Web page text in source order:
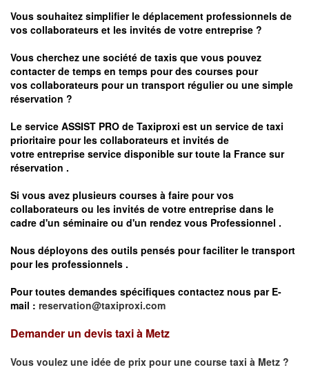
Vous souhaitez simplifier le déplacement professionnels de
vos collaborateurs et les invités de votre entreprise ?
Vous cherchez une société de taxis que vous pouvez
contacter de temps en temps pour des courses pour
vos collaborateurs pour un transport régulierou une simple
réservation ?
Le service ASSIST PRO de Taxiproxi est un service de taxi
prioritaire pour les collaborateurs et invités de
votre entreprise service disponible sur toute la France sur
réservation .
Si vous avez plusieurs courses à faire pour vos
collaborateurs ou les invités de votre entreprise dans le
cadre d'un séminaire ou d'un rendez vous Professionnel .
Nous déployons des outils pensés pour faciliter le transport
pour les professionnels .
Pour toutes demandes spécifiques contactez nous par E-
mail : reservation@taxiproxi.com
Demander un devis taxi à Metz
Vous voulez une idée de prix pour une course taxi à Metz ?